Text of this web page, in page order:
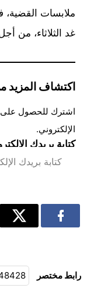
ملابسات القضية،
غد الثلاثاء، من
اكتشاف المزيد
اشترك للحصول على
الإلكتروني.
كتابة بريدك
رابط مختصر